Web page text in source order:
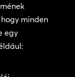
minden
egy